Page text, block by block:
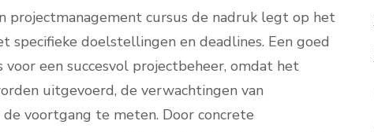
projectmanagement cursus de nadruk legt op het
specifieke doelstellingen en deadlines. Een goed
een succesvol projectbeheer, omdat het
uitgevoerd, de verwachtingen van
voortgang te meten. Door concrete